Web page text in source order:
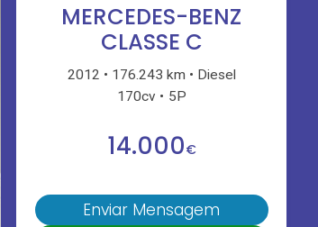
MERCEDES-BENZ
CLASSE C
2012 176.243 km
Diesel
170cv
5P
14.000€
Enviar Mensagem